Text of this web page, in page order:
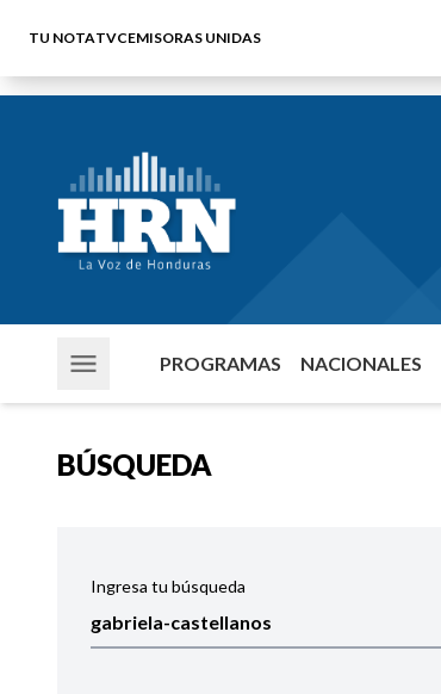
TU NOTATVCEMISORAS UNIDAS
PROGRAMAS NACIONALES
BÚSQUEDA
Ingresa tu búsqueda